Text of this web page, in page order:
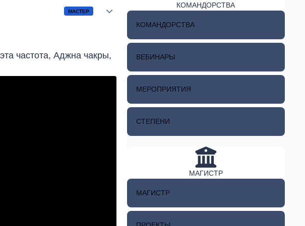
МАСТЕР
частота, Аджна чакры,
КОМАНДОРСТВА
КОМАНДОРСТВА
ВЕБИНАРЫ
МЕРОПРИЯТИЯ
СТЕПЕНИ
МАГИСТР
МАГИСТР